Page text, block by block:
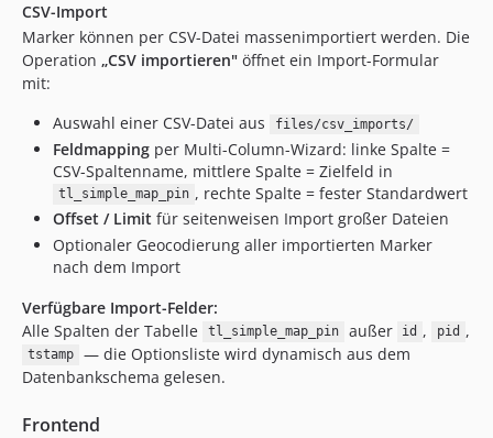
CSV-Import
Marker können per CSV-Datei massenimportiert werden. Die
Operation „CSV importieren" öffnet ein Import-Formular
mit:
Auswahl einer CSV-Datei aus
files/csv_imports/
Feldmapping per Multi-Column-Wizard: linke Spalte =
CSV-Spaltenname, mittlere Spalte = Zielfeld in
tl_simple_map_pin , rechte Spalte = fester Standardwert
Offset / Limit für seitenweisen Import großer Dateien
Optionaler Geocodierung aller importierten Marker
nach dem Import
Verfügbare Import-Felder:
Alle Spalten der Tabelle
tl_simple_map_pin außer id , pid ,
tstamp
— die Optionsliste wird dynamisch aus dem
Datenbankschema gelesen.
Frontend